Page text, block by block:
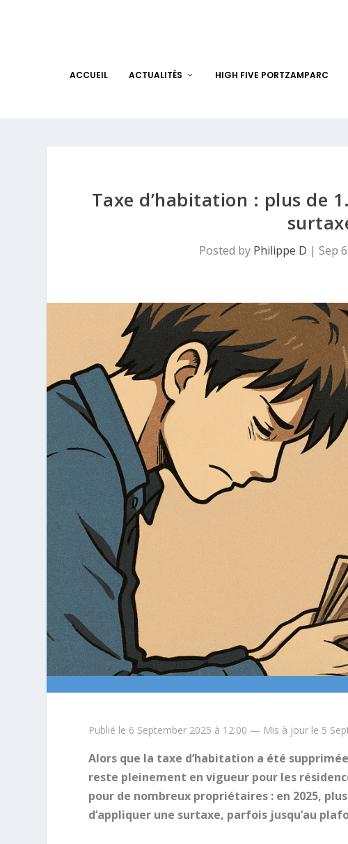
ACCUEIL ACTUALITÉS HIGH FIVE PORTZAMPARC
Taxe d’habitation : plus de
Posted by Philippe D | Sep
Publié le 6 September 2025 à 12:00 — Mis à jour le 5
Alors que la taxe d’habitation a été
reste pleinement en vigueur pour les
pour de nombreux propriétaires : en 2025,
d’appliquer une surtaxe, parfois jusqu’au